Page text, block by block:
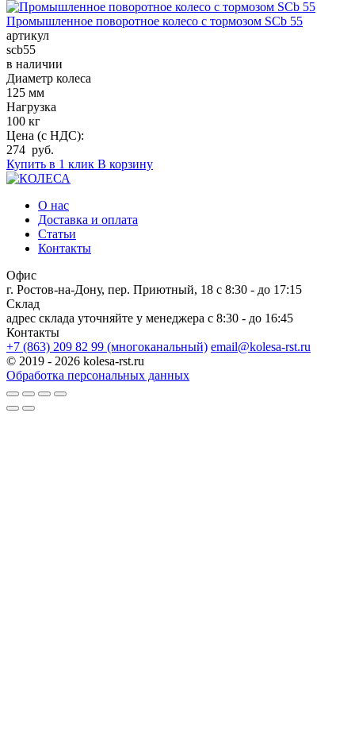
Промышленное поворотное колесо с тормозом SCb 55
артикул
scb55
в наличии
Диаметр колеса
125 мм
Нагрузка
100 кг
Цена (с НДС):
274 руб.
Купить в 1 клик В корзину
О нас
Доставка и оплата
Статьи
Контакты
Офис
г. Ростов-на-Дону, пер. Приютный, 18 c 8:30 - до 17:15
Склад
адрес склада уточняйте у менеджера c 8:30 - до 16:45
Контакты
+7 (863) 209 82 99 (многоканальный) email@kolesa-rst.ru
© 2019 - 2026 kolesa-rst.ru
Обработка персональных данных